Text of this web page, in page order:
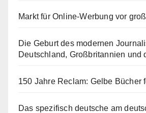
Markt für Online-Werbung vor
Die Geburt des modernen
Deutschland, Großbritannien und
150 Jahre Reclam: Gelbe Bücher
Das spezifisch deutsche am